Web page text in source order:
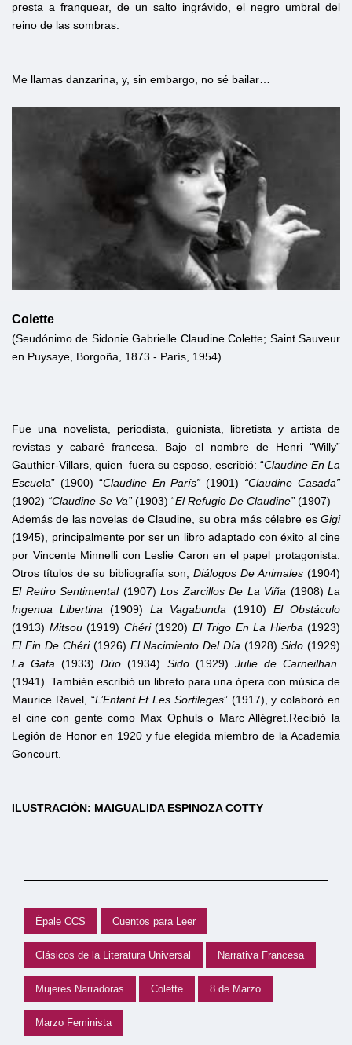
presta a franquear, de un salto ingrávido, el negro umbral del
reino de las sombras.
Me llamas danzarina, y, sin embargo, no sé bailar…
Colette
(Seudónimo de Sidonie Gabrielle Claudine Colette; Saint Sauveur
en Puysaye, Borgoña, 1873 - París, 1954)
Fue una novelista, periodista, guionista, libretista y artista de
revistas y cabaré francesa. Bajo el nombre de Henri “Willy”
Gauthier-Villars, quien fuera su esposo, escribió: “Claudine En La
Escuela” (1900) “Claudine En París” (1901) “Claudine Casada”
(1902) “Claudine Se Va” (1903) “El Refugio De Claudine” (1907)
Además de las novelas de Claudine, su obra más célebre es Gigi
(1945), principalmente por ser un libro adaptado con éxito al cine
por Vincente Minnelli con Leslie Caron en el papel protagonista.
Otros títulos de su bibliografía son; Diálogos De Animales (1904)
El Retiro Sentimental(1907) Los Zarcillos De La Viña (1908) La
Ingenua Libertina (1909) La Vagabunda (1910) El Obstáculo
(1913) Mitsou(1919) Chéri(1920) El Trigo En La Hierba (1923)
El Fin De Chéri(1926) El Nacimiento Del Día (1928)Sido (1929)
La Gata (1933)Dúo (1934) Sido(1929) Julie de Carneilhan
(1941). También escribió un libreto para una ópera con música de
Maurice Ravel, “L’Enfant Et Les Sortileges” (1917), y colaboró en
el cine con gente como Max Ophuls o Marc Allégret.Recibió la
Legión de Honor en 1920 y fue elegida miembro de la Academia
Goncourt.
ILUSTRACIÓN: MAIGUALIDA ESPINOZA COTTY
Épale CCS Cuentos para Leer
Clásicos de la Literatura Universal Narrativa Francesa
Mujeres Narradoras Colette 8 de Marzo
Marzo Feminista